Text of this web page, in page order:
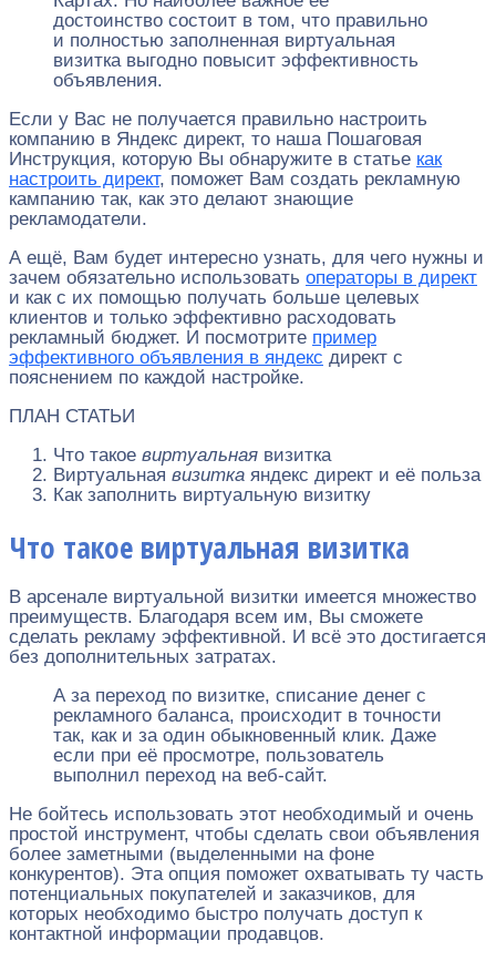
достоинство состоит в том, что правильно
и полностью заполненная виртуальная
визитка выгодно повысит эффективность
объявления.
Если у Вас не получается правильно настроить
компанию в Яндекс директ, то наша Пошаговая
Инструкция, которую Вы обнаружите в статье как
настроить директ, поможет Вам создать рекламную
кампанию так, как это делают знающие
рекламодатели.
А ещё, Вам будет интересно узнать, для чего нужны и
зачем обязательно использовать операторы в директ
и как с их помощью получать больше целевых
клиентов и только эффективно расходовать
рекламный бюджет. И посмотрите пример
эффективного объявления в яндекс директ с
пояснением по каждой настройке.
ПЛАН СТАТЬИ
Что такое виртуальная визитка
Виртуальная визитка яндекс директ и её польза
Как заполнить виртуальную визитку
Что такое виртуальная визитка
В арсенале виртуальной визитки имеется множество
преимуществ. Благодаря всем им, Вы сможете
сделать рекламу эффективной. И всё это достигается
без дополнительных затратах.
А за переход по визитке, списание денег с
рекламного баланса, происходит в точности
так, как и за один обыкновенный клик. Даже
если при её просмотре, пользователь
выполнил переход на веб-сайт.
Не бойтесь использовать этот необходимый и очень
простой инструмент, чтобы сделать свои объявления
более заметными (выделенными на фоне
конкурентов). Эта опция поможет охватывать ту часть
потенциальных покупателей и заказчиков, для
которых необходимо быстро получать доступ к
контактной информации продавцов.